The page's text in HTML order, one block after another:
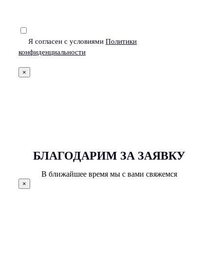
Я согласен с условиями Политики
конфиденциальности
×
БЛАГОДАРИМ ЗА ЗАЯВКУ
В ближайшее время мы с вами свяжемся
×